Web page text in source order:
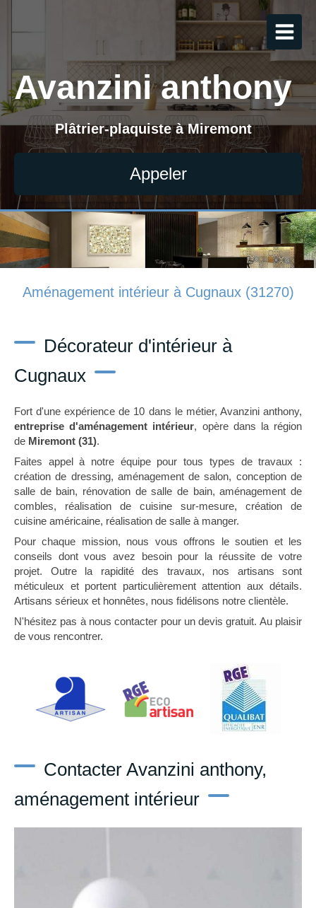
Avanzini anthony
Plâtrier-plaquiste à Miremont
Appeler
Aménagement intérieur à Cugnaux (31270)
Décorateur d'intérieur à
Cugnaux
Fort d'une expérience de 10 dans le métier, Avanzini anthony,
entreprise d'aménagement intérieur, opère dans la région
de Miremont (31).
Faites appel à notre équipe pour tous types de travaux :
création de dressing, aménagement de salon, conception de
salle de bain, rénovation de salle de bain, aménagement de
combles, réalisation de cuisine sur-mesure, création de
cuisine américaine, réalisation de salle à manger.
Pour chaque mission, nous vous offrons le soutien et les
conseils dont vous avez besoin pour la réussite de votre
projet. Outre la rapidité des travaux, nos artisans sont
méticuleux et portent particulièrement attention aux détails.
Artisans sérieux et honnêtes, nous fidélisons notre clientèle.
N'hésitez pas à nous contacter pour un devis gratuit. Au plaisir
de vous rencontrer.
Contacter Avanzini anthony,
aménagement intérieur